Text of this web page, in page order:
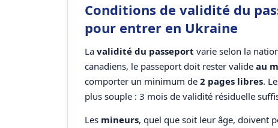
Conditions de validité du
pour entrer en Ukraine
La validité du passeport varie selon la
canadiens, le passeport doit rester valide au
comporter un minimum de 2 pages libres.
plus souple : 3 mois de validité résiduelle
Les mineurs, quel que soit leur âge, doivent